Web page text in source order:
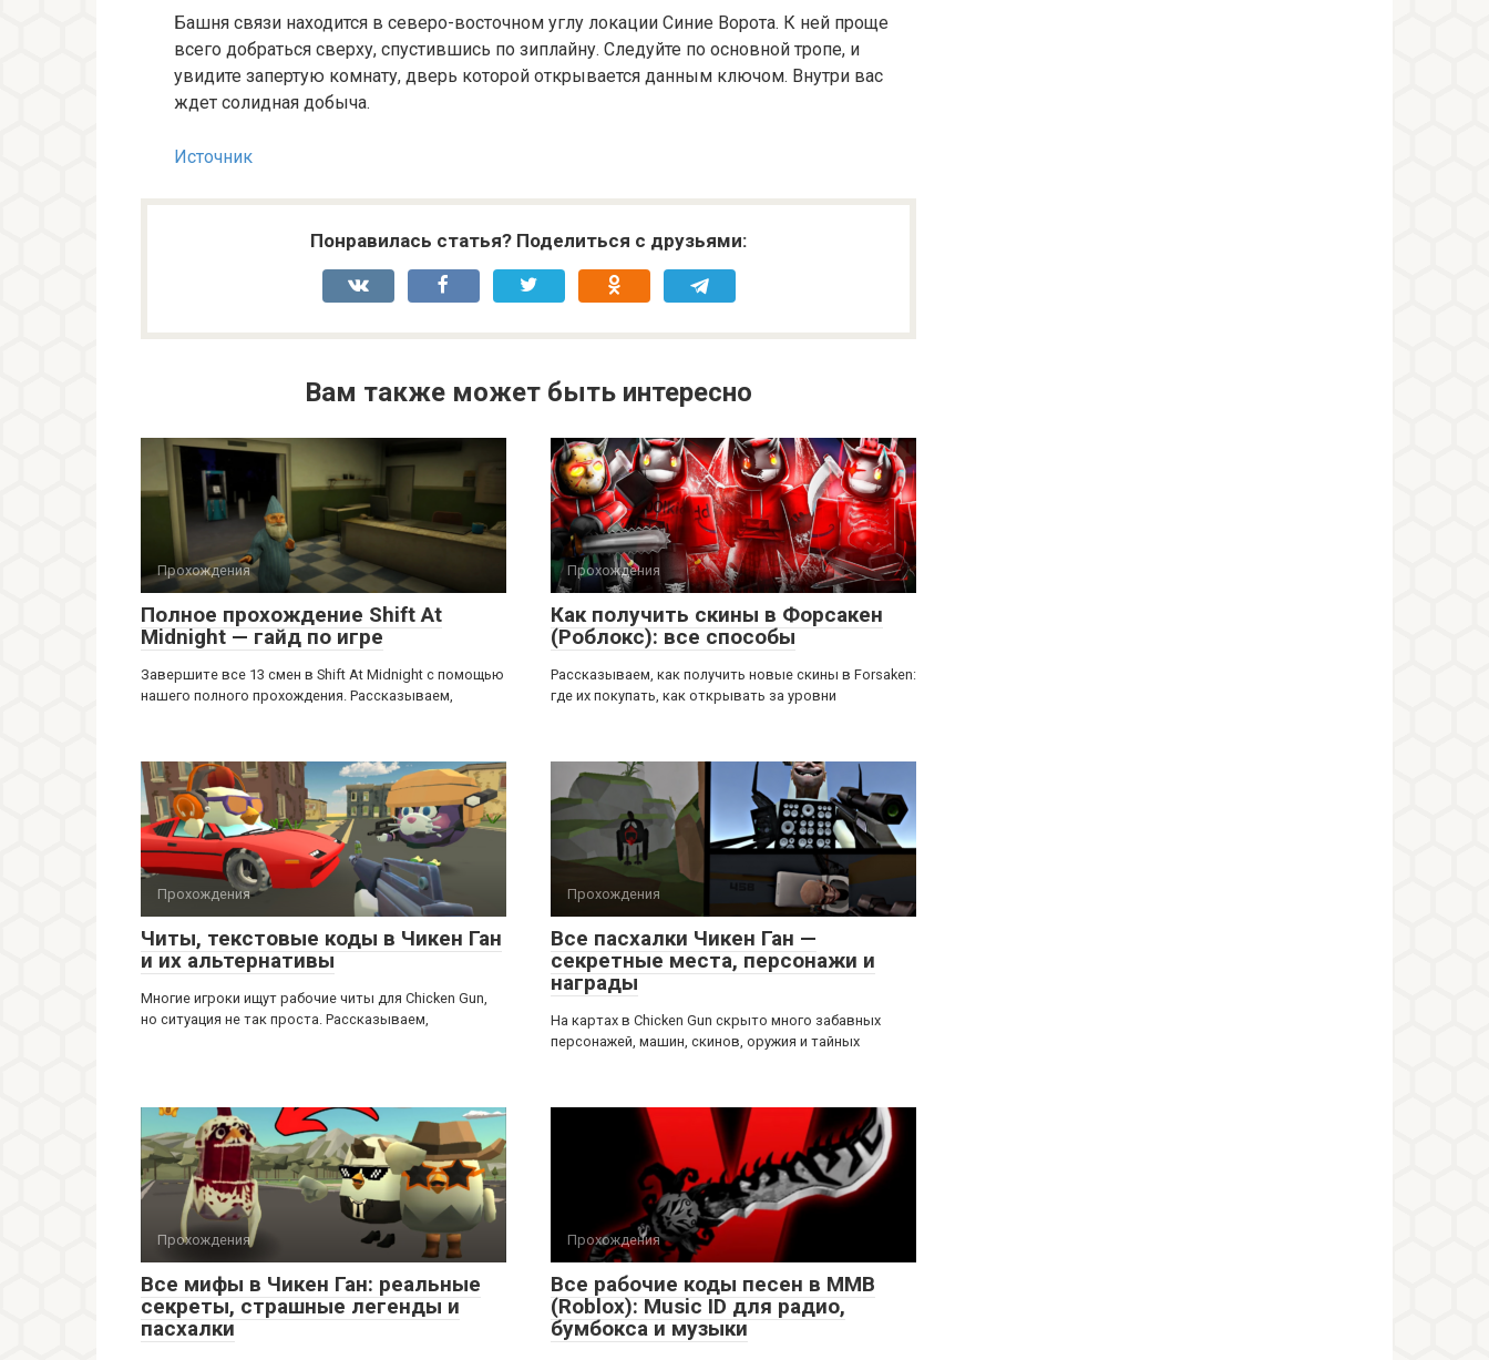
Башня связи находится в северо-восточном углу локации Синие Ворота. К ней проще
всего добраться сверху, спустившись по зиплайну. Следуйте по основной тропе, и
увидите запертую комнату, дверь которой открывается данным ключом. Внутри вас
ждет солидная добыча.
Источник
Понравилась статья? Поделиться с друзьями:
Вам также может быть интересно
Прохождения
Полное прохождение Shift At
Midnight — гайд по игре
Завершите все 13 смен в Shift At Midnight с помощью
нашего полного прохождения. Рассказываем,
Прохождения
Как получить скины в Форсакен
(Роблокс): все способы
Рассказываем, как получить новые скины в Forsaken:
где их покупать, как открывать за уровни
Прохождения
Читы, текстовые коды в Чикен Ган
и их альтернативы
Многие игроки ищут рабочие читы для Chicken Gun,
но ситуация не так проста. Рассказываем,
Прохождения
Все пасхалки Чикен Ган —
секретные места, персонажи и
награды
На картах в Chicken Gun скрыто много забавных
персонажей, машин, скинов, оружия и тайных
Прохождения
Все мифы в Чикен Ган: реальные
секреты, страшные легенды и
пасхалки
Прохождения
Все рабочие коды песен в ММВ
(Roblox): Music ID для радио,
бумбокса и музыки